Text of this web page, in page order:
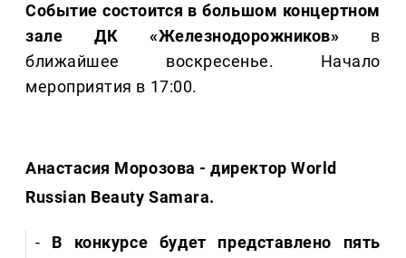
Событие состоится в большом концертном
зале ДК «Железнодорожников» в
ближайшее воскресенье. Начало
мероприятия в 17:00.
Анастасия Морозова - директор World
Russian Beauty Samara.
- В конкурсе будет представлено пять